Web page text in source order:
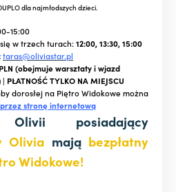
dla najmłodszych dzieci.
15:00
w trzech turach:12:00, 13:30, 15:00
taras@oliviastar.pl
(obejmuje warsztaty i wjazd
TYLKO NA MIEJSCU
dorosłej na Piętro Widokowe można
przez stronę internetową
Olivii posiadający
Olivia mają bezpłatny
Widokowe!